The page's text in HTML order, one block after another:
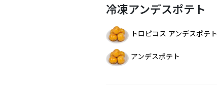
冷凍アンデスポテト
トロピコス アンデスポテト
アンデスポテト